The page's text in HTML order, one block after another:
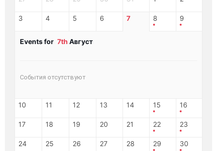
3 4 5 6 7 8 9
Events for 7th Август
События отсутствуют
10 11 12 13 14 15 16
17 18 19 20 21 22 23
24 25 26 27 28 29 30